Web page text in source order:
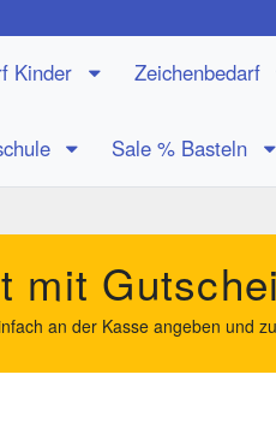
Kinder Zeichenbedarf
Sale % Basteln
mit
an der Kasse angeben und